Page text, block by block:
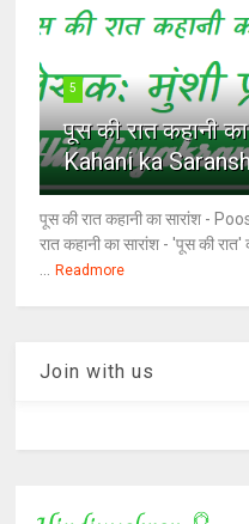
5
पूस की रात कहानी
Kahani ka
पूस की रात कहानी का सारांश -
रात कहानी का सारांश - 'पूस की
Readmore
Join with us